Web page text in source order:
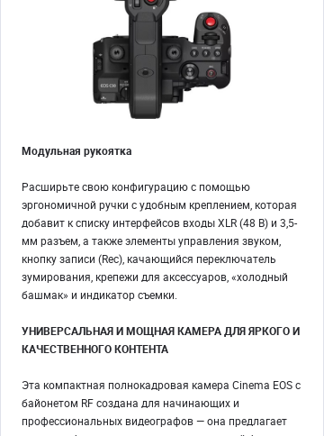
Модульная рукоятка
Расширьте свою конфигурацию с помощью
эргономичной ручки с удобным креплением, которая
добавит к списку интерфейсов входы XLR (48 В) и 3,5-
мм разъем, а также элементы управления звуком,
кнопку записи (Rec), качающийся переключатель
зумирования, крепежи для аксессуаров, «холодный
башмак» и индикатор съемки.
УНИВЕРСАЛЬНАЯ И МОЩНАЯ КАМЕРА ДЛЯ ЯРКОГО И
КАЧЕСТВЕННОГО КОНТЕНТА
Эта компактная полнокадровая камера Cinema EOS с
байонетом RF создана для начинающих и
профессиональных видеографов — она предлагает